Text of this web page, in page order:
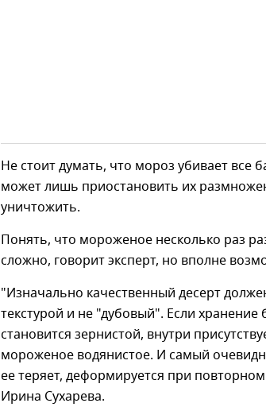
Не стоит думать, что мороз убивает все
может лишь приостановить их
уничтожить.
Понять, что мороженое несколько раз
сложно, говорит эксперт, но вполне
"Изначально качественный десерт
текстурой и не "дубовый". Если
становится зернистой, внутри
мороженое водянистое. И самый
ее теряет, деформируется при
Ирина Сухарева.